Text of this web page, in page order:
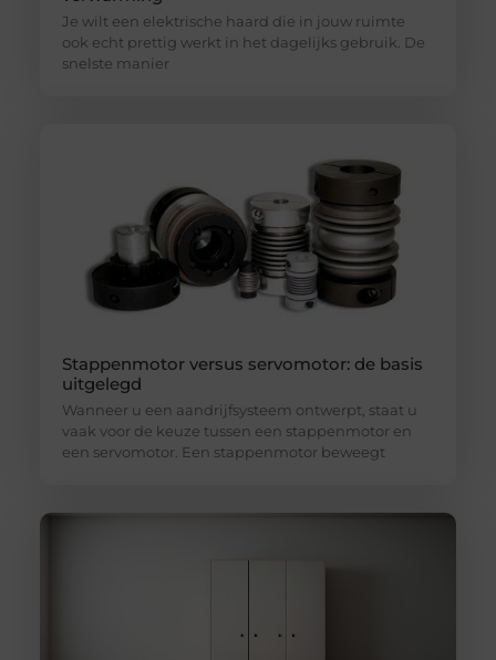
Je wilt een elektrische haard die in jouw ruimte
ook echt prettig werkt in het dagelijks gebruik. De
snelste manier
Stappenmotor versus servomotor: de basis
uitgelegd
Wanneer u een aandrijfsysteem ontwerpt, staat u
vaak voor de keuze tussen een stappenmotor en
een servomotor. Een stappenmotor beweegt